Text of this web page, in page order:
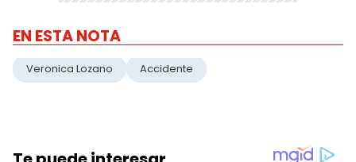
EN ESTA NOTA
Veronica Lozano Accidente